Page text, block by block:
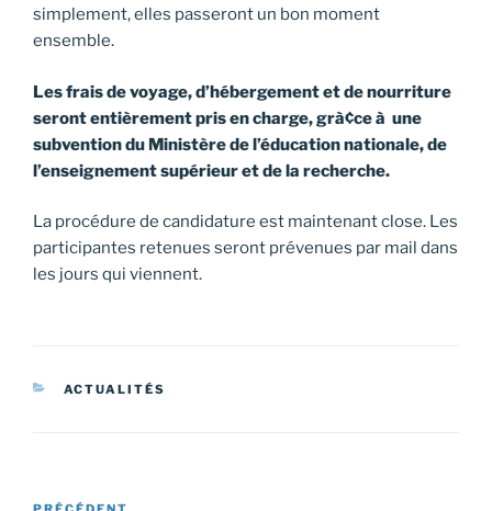
simplement, elles passeront un bon moment
ensemble.
Les frais de voyage, d’hébergement et de nourriture
seront entièrement pris en charge, grà¢ce à une
subvention du Ministère de l’éducation nationale, de
l’enseignement supérieur et de la recherche.
La procédure de candidature est maintenant close. Les
participantes retenues seront prévenues par mail dans
les jours qui viennent.
CATÉGORIES
ACTUALITÉS
Navigation